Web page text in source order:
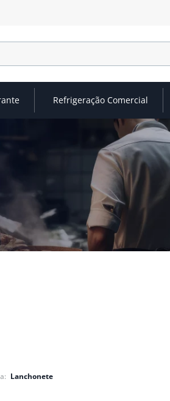
Refrigeração Comercial
Lanchonete